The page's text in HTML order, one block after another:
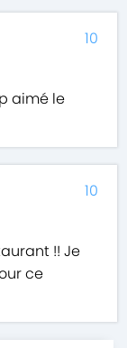
aimé le
10
!! Je
ce
10